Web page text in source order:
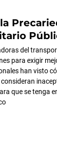
del
para exigir
han visto
que se tenga